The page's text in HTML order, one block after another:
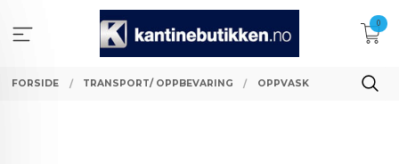
innholdet
0
FORSIDE TRANSPORT/ OPPBEVARING OPPVASK